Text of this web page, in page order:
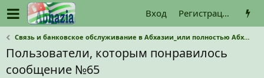
Вход Регистрация
Связь и банковское обслуживание в Абхазии_или полностью Абхазкие операторы связи и наличные?
Пользователи, которым понравилось
сообщение №65